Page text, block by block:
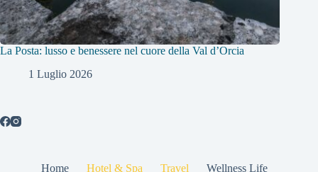
La Posta: lusso e benessere nel cuore della Val d’Orcia
1 Luglio 2026
Home Hotel & Spa Travel
Wellness Life